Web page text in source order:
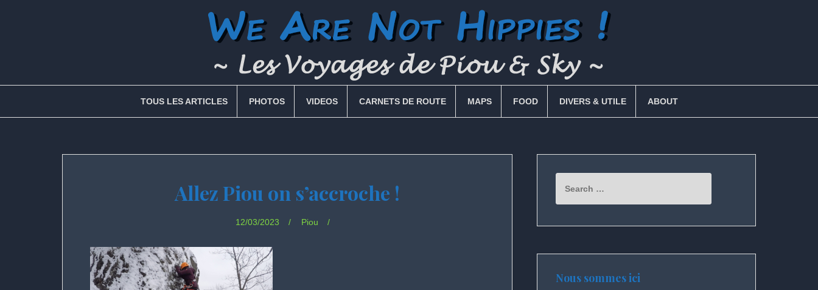
TOUS LES ARTICLES PHOTOS VIDEOS CARNETS DE ROUTE MAPS FOOD DIVERS & UTILE ABOUT
Allez Piou on s’accroche !
12/03/2023 Piou
for:
Nous sommes ici